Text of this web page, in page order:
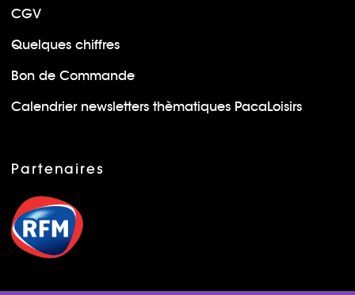
CGV
Quelques chiffres
Bon de Commande
Calendrier newsletters thèmatiques PacaLoisirs
Partenaires